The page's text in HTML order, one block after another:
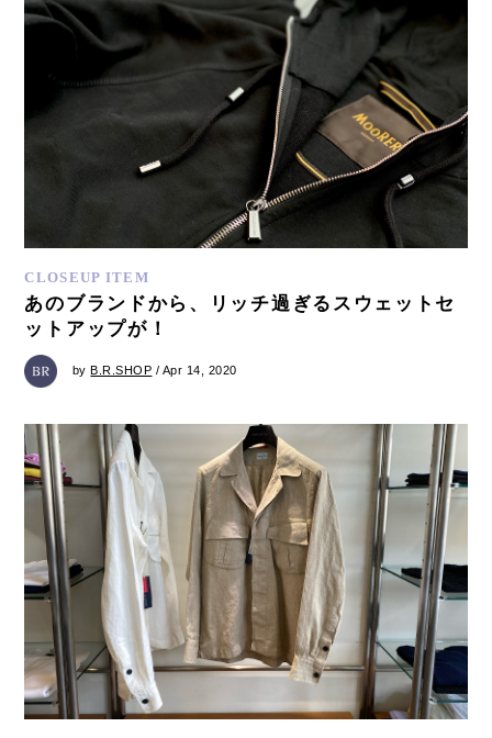
CLOSEUP ITEM
あのブランドから、リッチ過ぎるスウェットセ
ットアップが！
by B.R.SHOP / Apr 14, 2020